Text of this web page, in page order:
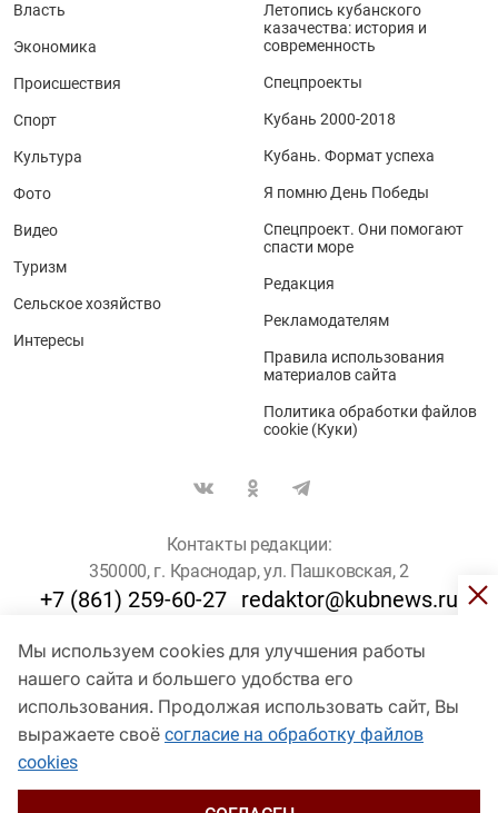
Мы используем cookies для улучшения работы
нашего сайта и большего удобства его
использования. Продолжая использовать сайт, Вы
выражаете своё согласие на обработку файлов
cookies
Власть
Экономика
Происшествия
Спорт
Культура
Фото
Видео
Туризм
Сельское хозяйство
Интересы
Летопись кубанского
казачества: история и
современность
Спецпроекты
Кубань 2000-2018
Кубань. Формат успеха
Я помню День Победы
Спецпроект. Они помогают
спасти море
Редакция
Рекламодателям
Правила использования
материалов сайта
Политика обработки файлов
cookie (Куки)
Контакты редакции:
350000, г. Краснодар, ул. Пашковская, 2
+7 (861) 259-60-27 redaktor@kubnews.ru
Для пользователей старше 16 лет
© Кубанские Новости, 2017
Сетевое издание «kubnews» зарегистрировано Федеральной
службой по надзору в сфере связи, информационных технологий
и массовых коммуникаций (Роскомнадзор). Регистрационный